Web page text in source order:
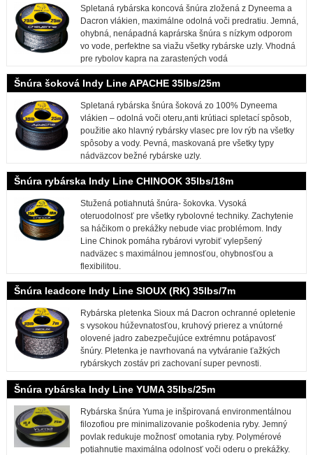
Spletaná rybárska koncová šnúra zložená z Dyneema a
Dacron vlákien, maximálne odolná voči predratiu. Jemná,
ohybná, nenápadná kaprárska šnúra s nízkym odporom
vo vode, perfektne sa viažu všetky rybárske uzly. Vhodná
pre rybolov kapra na zarastených vodá
Šnúra šoková Indy Line APACHE 35lbs/25m
Spletaná rybárska šnúra šoková zo 100% Dyneema
vlákien – odolná voči oteru,anti krútiaci spletací spôsob,
použitie ako hlavný rybársky vlasec pre lov rýb na všetky
spôsoby a vody. Pevná, maskovaná pre všetky typy
nádväzcov bežné rybárske uzly.
Šnúra rybárska Indy Line CHINOOK 35lbs/18m
Stužená potiahnutá šnúra- šokovka. Vysoká
oteruodolnosť pre všetky rybolovné techniky. Zachytenie
sa háčikom o prekážky nebude viac problémom. Indy
Line Chinok pomáha rybárovi vyrobiť vylepšený
nadväzec s maximálnou jemnosťou, ohybnosťou a
flexibilitou.
Šnúra leadcore Indy Line SIOUX (RK) 35lbs/7m
Rybárska pletenka Sioux má Dacron ochranné opletenie
s vysokou húževnatosťou, kruhový prierez a vnútorné
olovené jadro zabezpečujúce extrémnu potápavosť
šnúry. Pletenka je navrhovaná na vytváranie ťažkých
rybárskych zostáv pri zachovaní super pevnosti.
Šnúra rybárska Indy Line YUMA 35lbs/25m
Rybárska šnúra Yuma je inšpirovaná environmentálnou
filozofiou pre minimalizovanie poškodenia ryby. Jemný
povlak redukuje možnosť omotania ryby. Polymérové
potiahnutie maximálna odolnosť voči oderu o prekážky.